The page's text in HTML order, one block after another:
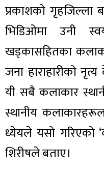
प्रकाशको गृहजिल्ला
भिडिओमा उनी
खड्कासहितका
जना हाराहारीको
यी सबै कलाकार
स्थानीय
ध्येयले यसो गरिएको
शिरीषले बताए।